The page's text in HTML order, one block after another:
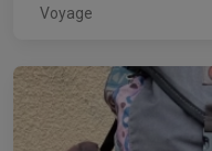
Voyage